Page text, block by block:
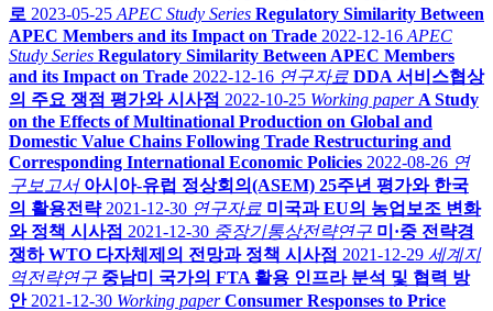
로 2023-05-25 APEC Study Series Regulatory Similarity Between
APEC Members and its Impact on Trade 2022-12-16 APEC
Study Series Regulatory Similarity Between APEC Members
and its Impact on Trade 2022-12-16 연구자료 DDA 서비스협상
의 주요 쟁점 평가와 시사점 2022-10-25 Working paper A Study
on the Effects of Multinational Production on Global and
Domestic Value Chains Following Trade Restructuring and
Corresponding International Economic Policies 2022-08-26 연
구보고서 아시아-유럽 정상회의(ASEM) 25주년 평가와 한국
의 활용전략 2021-12-30 연구자료 미국과 EU의 농업보조 변화
와 정책 시사점 2021-12-30 중장기통상전략연구 미·중 전략경
쟁하 WTO 다자체제의 전망과 정책 시사점 2021-12-29 세계지
역전략연구 중남미 국가의 FTA 활용 인프라 분석 및 협력 방
안 2021-12-30 Working paper Consumer Responses to Price